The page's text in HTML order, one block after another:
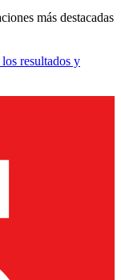
más destacadas
resultados y